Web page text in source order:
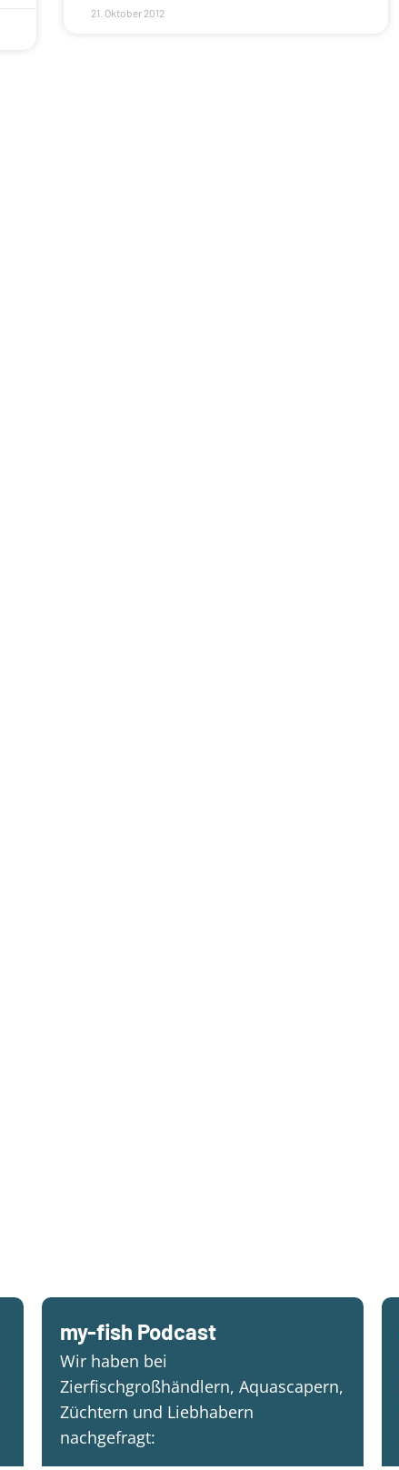
21. Oktober 2012
my-fish Podcast
Wir haben bei
Zierfischgroßhändlern, Aquascapern,
Züchtern und Liebhabern
nachgefragt: